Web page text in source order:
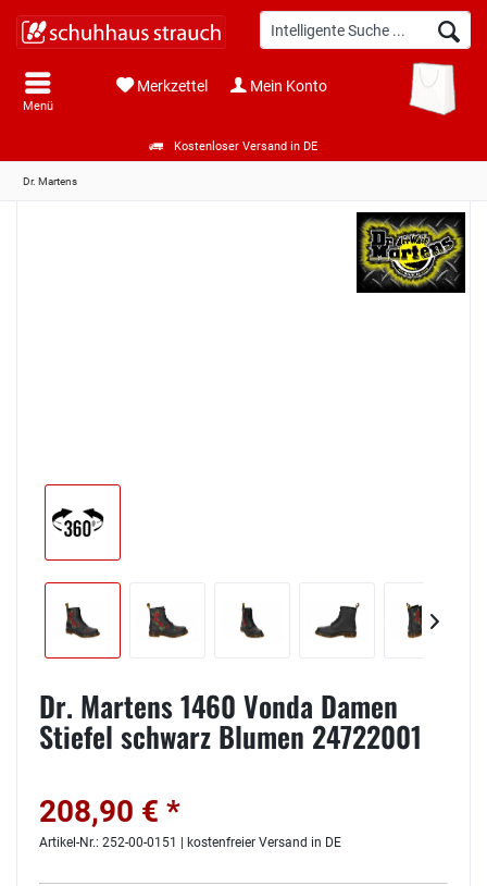
Kostenloser Versand in DE
Menü
Merkzettel Mein Konto
Dr. Martens
Dr. Martens 1460 Vonda Damen
Stiefel schwarz Blumen 24722001
208,90 € *
Artikel-Nr.: 252-00-0151 | kostenfreier Versand in DE